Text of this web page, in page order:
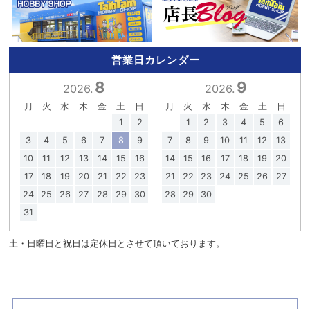
営業日カレンダー
2026. 8
月 火 水 木 金 土
日
1
2
3
4 5 6 7 8
9
10
11 12 13 14 15
16
17
18 19 20 21 22
23
24
25 26 27 28 29
30
31
2026. 9
月 火 水 木 金 土
日
1
2 3 4 5
6
7
8 9 10 11 12
13
14
15 16 17 18 19
20
21
22 23 24 25 26
27
28
29 30
土・日曜日と祝日は定休日とさせて頂いております。